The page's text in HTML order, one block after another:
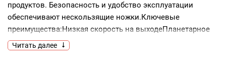
продуктов. Безопасность и удобство эксплуатации
обеспечивают нескользящие ножки.Ключевые
преимущества:Низкая скорость на выходеПланетарное
вращениеНескользящие ножки
Читать далее